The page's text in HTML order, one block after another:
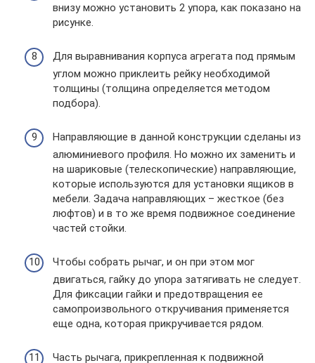
внизу можно установить 2 упора, как показано на
рисунке.
Для выравнивания корпуса агрегата под прямым
углом можно приклеить рейку необходимой
толщины (толщина определяется методом
подбора).
Направляющие в данной конструкции сделаны из
алюминиевого профиля. Но можно их заменить и
на шариковые (телескопические) направляющие,
которые используются для установки ящиков в
мебели. Задача направляющих – жесткое (без
люфтов) и в то же время подвижное соединение
частей стойки.
Чтобы собрать рычаг, и он при этом мог
двигаться, гайку до упора затягивать не следует.
Для фиксации гайки и предотвращения ее
самопроизвольного откручивания применяется
еще одна, которая прикручивается рядом.
Часть рычага, прикрепленная к подвижной